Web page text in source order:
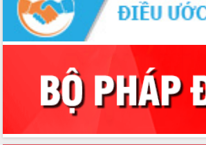
Xã Ea Phê gắn cải cách hành chính với
chuyển đổi số
Phó Chủ tịch Thường trực UBND tỉnh
Hồ Thị Nguyên Thảo làm việc tại Trung
tâm Phục vụ hành chính công xã Ea
Xây dựng nền hành chính số đồng
hành cùng nông dân dân, doanh nghiệp
Giai đoạn 2026-2030, Đắk Lắk phấn